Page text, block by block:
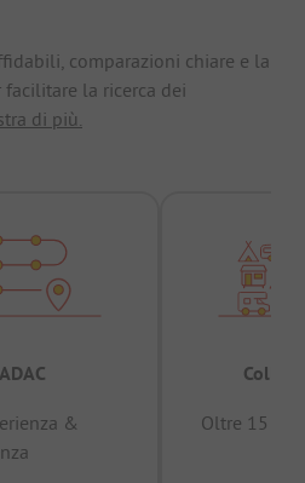
comparazioni chiare e la
facilitare la ricerca dei
di più.
&
Oltre 15